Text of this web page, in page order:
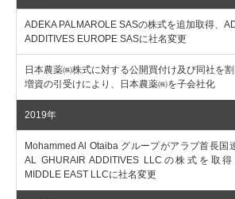
ADEKA PALMAROLE SASの株式を追加取得、
ADDITIVES EUROPE SASに社名変更
日本農薬㈱株式に対する公開買付け及び同社を
増資の引受けにより、日本農薬㈱を子会社化
2019年
Mohammed Al Otaiba グループがアラブ首長国
AL GHURAIR ADDITIVES LLCの株式を取得
MIDDLE EAST LLCに社名変更